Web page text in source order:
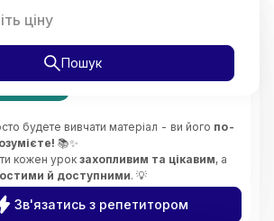
ціну
Пошук
7-11 класи,
будете вивчати матеріал - ви його по-
📚✨
кожен урок захопливим та цікавим, а
й доступними. 💡
логічного мислення. 🧠🔍
Зв'язатись з репетитором